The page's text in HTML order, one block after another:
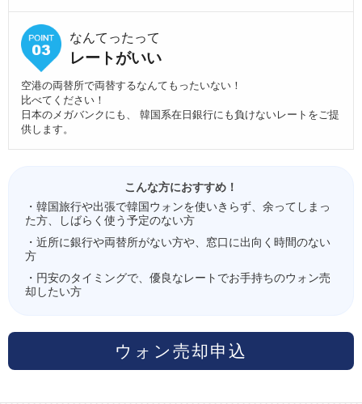
なんてったって
レートがいい
空港の両替所で両替するなんてもったいない！
比べてください！
日本のメガバンクにも、 韓国系在日銀行にも負けないレートをご提
供します。
こんな方におすすめ！
・韓国旅行や出張で韓国ウォンを使いきらず、余ってしまっ
た方、しばらく使う予定のない方
・近所に銀行や両替所がない方や、窓口に出向く時間のない
方
・円安のタイミングで、優良なレートでお手持ちのウォン売
却したい方
ウォン売却申込